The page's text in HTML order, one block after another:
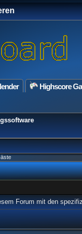
Highscore
Forum mit den